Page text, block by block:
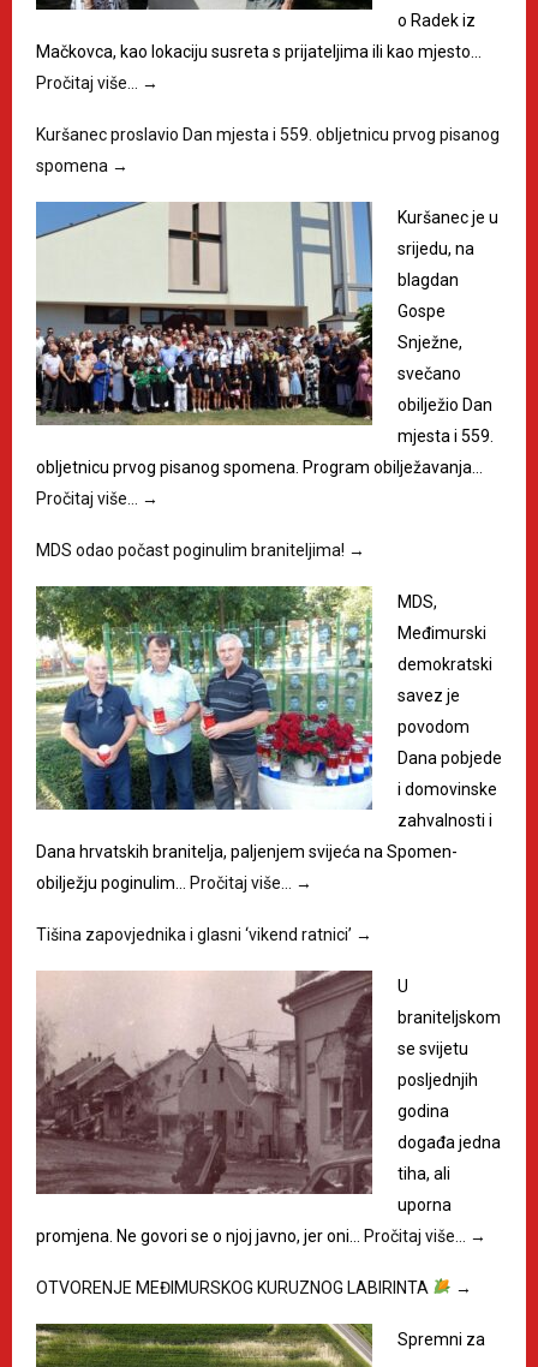
o Radek iz
Mačkovca, kao lokaciju susreta s prijateljima ili kao mjesto…
Pročitaj više…
→
Kuršanec proslavio Dan mjesta i 559. obljetnicu prvog pisanog
spomena →
Kuršanec je u
srijedu, na
blagdan
Gospe
Snježne,
svečano
obilježio Dan
mjesta i 559.
obljetnicu prvog pisanog spomena. Program obilježavanja…
Pročitaj više…
→
MDS odao počast poginulim braniteljima! →
MDS,
Međimurski
demokratski
savez je
povodom
Dana pobjede
i domovinske
zahvalnosti i
Dana hrvatskih branitelja, paljenjem svijeća na Spomen-
obilježju poginulim…
Pročitaj više… →
Tišina zapovjednika i glasni ‘vikend ratnici’ →
U
braniteljskom
se svijetu
posljednjih
godina
događa jedna
tiha, ali
uporna
promjena. Ne govori se o njoj javno, jer oni…
Pročitaj više… →
OTVORENJE MEĐIMURSKOG KURUZNOG LABIRINTA →
Spremni za